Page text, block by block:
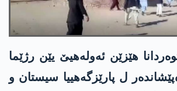
هێزێن ئه‌وله‌هیێ یێن ر‌ژێما
ل پارێزگه‌هییا سیستان و